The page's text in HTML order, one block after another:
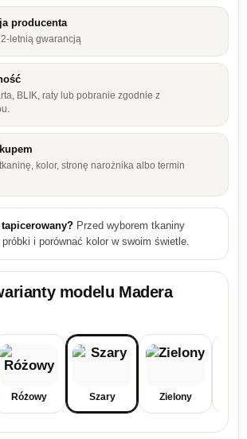
producenta
letnią gwarancją
BLIK, raty lub pobranie zgodnie z
kolor, stronę narożnika albo termin
Przed wyborem tkaniny
i porównać kolor w swoim świetle.
modelu Madera
Różowy Szary Zielony